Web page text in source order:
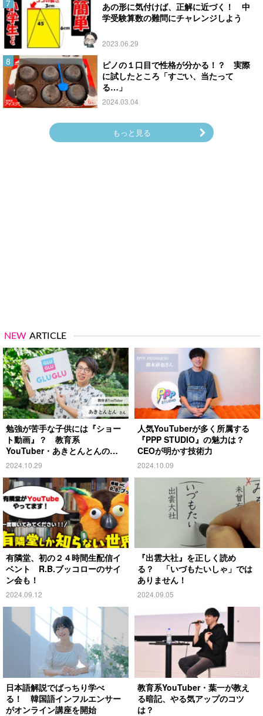
あの形に気付けば、正解に近づく！ 中
学受験算数の難問にチャレンジしよう
2023.06.29
ピノの１口目で性格が分かる！？ 実際
に試したところ「すごい、当たって
る…」
2024.03.04
もっと見る
NEW ARTICLE
勉強が苦手な子供には『ショー
ト動画』？ 教育系
YouTuber・あきとんとんの戦
略とは
2024.10.29
人気YouTuberが多く所属する
『PPP STUDIO』の魅力は？
CEOが明かす技術力
2024.10.09
有隣堂、初の２４時間生配信イ
ベント R.B.ブッコローのサイ
ン会も！
2024.09.12
『出雲大社』を正しく読め
る？ 「いづもたいしゃ」では
ありません！
2024.09.05
日本語解説でばっちり学べ
る！ 韓国語インフルエンサー
がオンライン講座を開始
教育系YouTuber・葉一が教え
る暗記、やる気アップのコツ
は？